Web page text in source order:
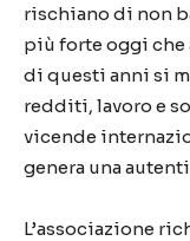
rischiano di non
più forte oggi
di questi anni si
redditi, lavoro e
vicende
genera una
L’associazione